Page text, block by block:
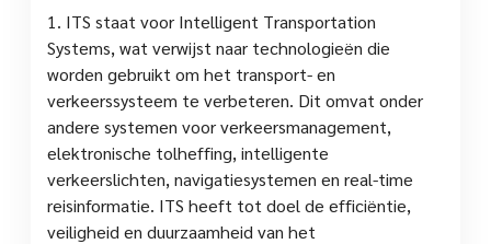
1. ITS staat voor Intelligent Transportation
Systems, wat verwijst naar technologieën die
worden gebruikt om het transport- en
verkeerssysteem te verbeteren. Dit omvat onder
andere systemen voor verkeersmanagement,
elektronische tolheffing, intelligente
verkeerslichten, navigatiesystemen en real-time
reisinformatie. ITS heeft tot doel de efficiëntie,
veiligheid en duurzaamheid van het